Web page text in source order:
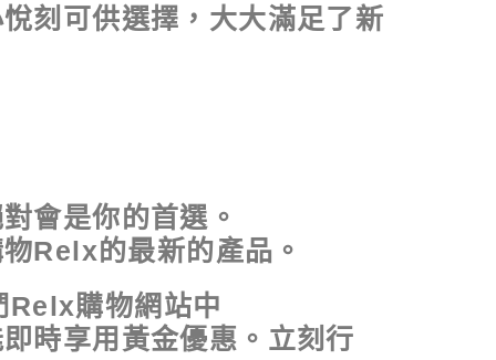
刻可供選擇，大大滿足了新
會是你的首選。
Relx的最新的產品。
Relx購物網站中
時享用黃金優惠。立刻行